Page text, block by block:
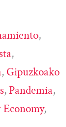
, Gipuzkoako
, Pandemia